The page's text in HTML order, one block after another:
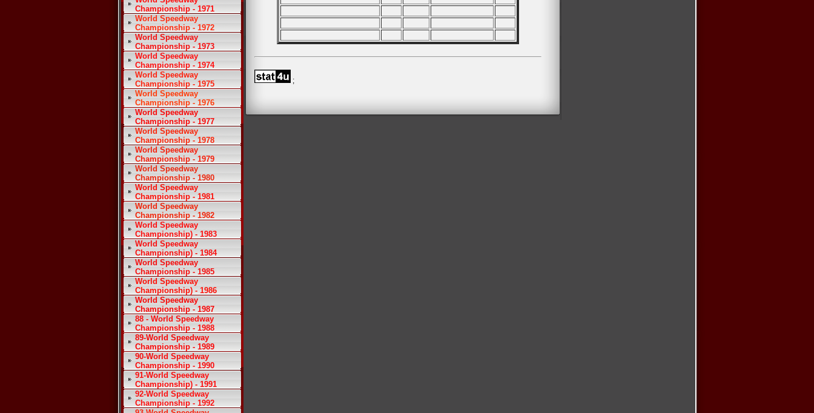
Championship - 1971
World Speedway
Championship - 1972
World Speedway
Championship - 1973
World Speedway
Championship - 1974
World Speedway
Championship - 1975
World Speedway
Championship - 1976
World Speedway
Championship - 1977
World Speedway
Championship - 1978
World Speedway
Championship - 1979
World Speedway
Championship - 1980
World Speedway
Championship - 1981
World Speedway
Championship - 1982
World Speedway
Championship) - 1983
World Speedway
Championship) - 1984
World Speedway
Championship - 1985
World Speedway
Championship) - 1986
World Speedway
Championship - 1987
88 - World Speedway
Championship - 1988
89-World Speedway
Championship - 1989
90-World Speedway
Championship - 1990
91-World Speedway
Championship) - 1991
92-World Speedway
Championship - 1992
;